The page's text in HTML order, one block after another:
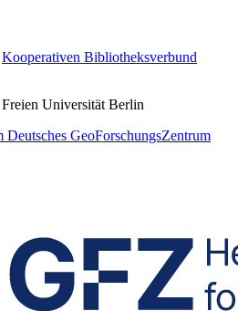
Kooperativen Bibliotheksverbund
Universität Berlin
GeoForschungsZentrum